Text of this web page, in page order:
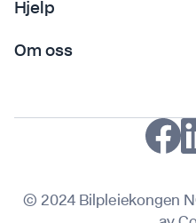
Hjelp
Ofte stilte spørsmål
Om oss
Personvern
© 2024 Bilpleiekongen